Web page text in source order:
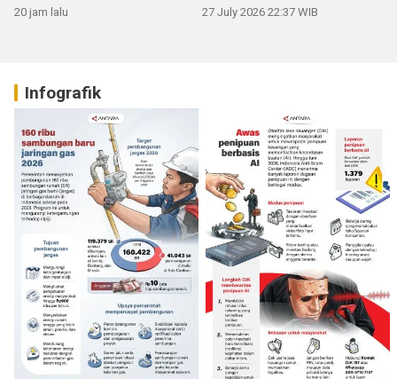
20 jam lalu 27 July 2026 22:37 WIB
Infografik